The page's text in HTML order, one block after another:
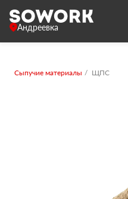
Андреевка
Сыпучие материалы ЩПС